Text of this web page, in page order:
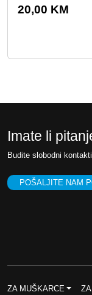
20,00 KM
Imate li
Budite slobodni
POŠALJITE NAM
ZA MUŠKARCE